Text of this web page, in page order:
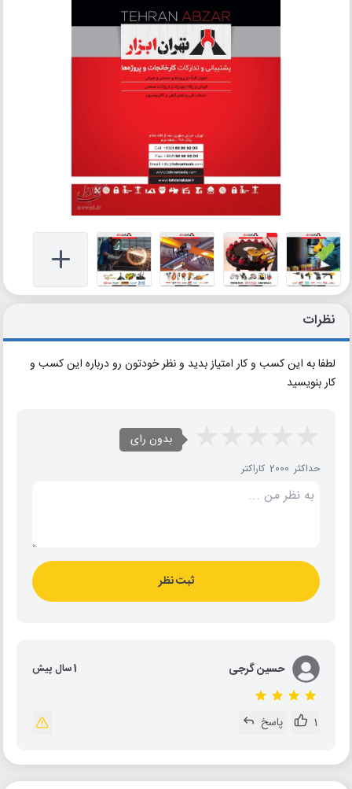
نظرات
لطفا به این کسب و کار امتیاز بدید و نظر خودتون رو درباره این کسب و
کار بنویسید
بدون رای
حداکثر 2000 کاراکتر
ثبت نظر
حسین گرجی 1 سال پیش
1 پاسخ